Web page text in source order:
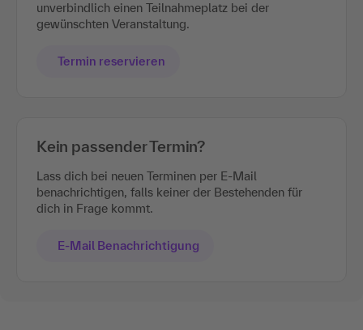
unverbindlich einen Teilnahmeplatz bei der
gewünschten Veranstaltung.
Termin reservieren
Kein passender Termin?
Lass dich bei neuen Terminen per E-Mail
benachrichtigen, falls keiner der Bestehenden für
dich in Frage kommt.
E-Mail Benachrichtigung